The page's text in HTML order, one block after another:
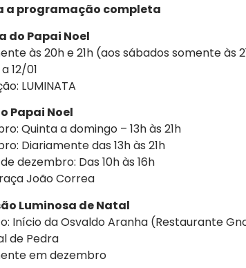
a programação completa
do Papai Noel
às 20h e 21h (aos sábados somente às
12/01
LUMINATA
Papai Noel
Quinta a domingo – 13h às 21h
Diariamente das 13h às 21h
dezembro: Das 10h às 16h
João Correa
Luminosa de Natal
Início da Osvaldo Aranha (Restaurante
de Pedra
em dezembro